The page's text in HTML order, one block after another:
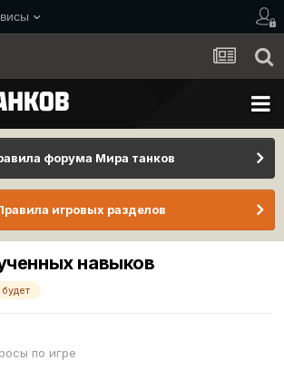
форума Мира танков
игровых разделов
навыков
по игре